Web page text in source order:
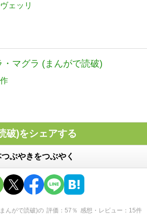
ェッリ
・マグラ (まんがで読破)
破)をシェアする
ぶやきをつぶやく
んがで読破)の 評価 57 ％ 感想・レビュー 15件